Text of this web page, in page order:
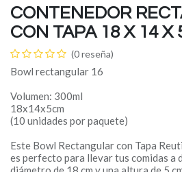
CONTENEDOR
CON TAPA 18 X 14 X
(0 reseña)
Bowl rectangular 16
Volumen: 300ml
18x14x5cm
(10 unidades por paquete)
Este Bowl Rectangular con Tapa
es perfecto para llevar tus comidas a